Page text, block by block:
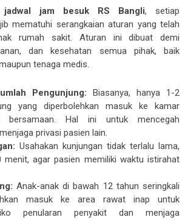
jadwal jam besuk RS Bangli, setiap
mematuhi serangkaian aturan yang telah
rumah sakit. Aturan ini dibuat demi
dan kesehatan semua pihak, baik
tenaga medis.
Pengunjung: Biasanya, hanya 1-2
yang diperbolehkan masuk ke kamar
bersamaan. Hal ini untuk mencegah
privasi pasien lain.
Usahakan kunjungan tidak terlalu lama,
menit, agar pasien memiliki waktu istirahat
Anak-anak di bawah 12 tahun seringkali
masuk ke area rawat inap untuk
penularan penyakit dan menjaga